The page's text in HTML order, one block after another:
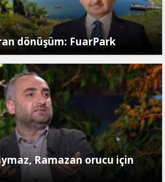
dönüşüm: FuarPark
Ramazan orucu için